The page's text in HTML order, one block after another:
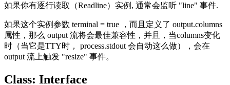
如果你有逐行读取（Readline）实例, 通常会监听 "line" 事件.
如果这个实例参数 terminal = true ，而且定义了 output.columns
属性，那么 output 流将会最佳兼容性，并且，当columns变化
时（当它是TTY时， process.stdout 会自动这么做），会在
output 流上触发 "resize" 事件。
Class: Interface